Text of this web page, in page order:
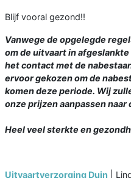
Blijf vooral gezond!!
Vanwege de opgelegde
om de uitvaart in
het contact met de
ervoor gekozen om de
komen deze periode. Wij
onze prijzen aanpassen naar
Heel veel sterkte en
Uitvaartverzorging Duin |